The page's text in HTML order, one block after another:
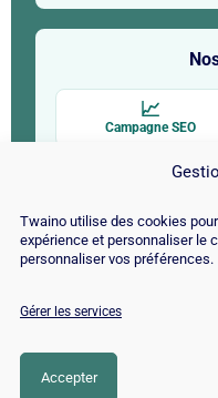
Twaino utilise des cookies
expérience et personnaliser le
personnaliser vos préférences.
Gérer les services
Accepter
📈
Campagne SEO
✍
Rédaction web SEO